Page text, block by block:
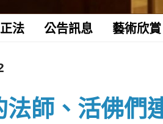
法 公告訊息 藝術欣賞
法師、活佛們